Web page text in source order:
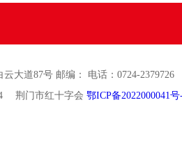
大道87号 邮编： 电话：0724-2379726
荆门市红十字会 鄂ICP备2022000041号